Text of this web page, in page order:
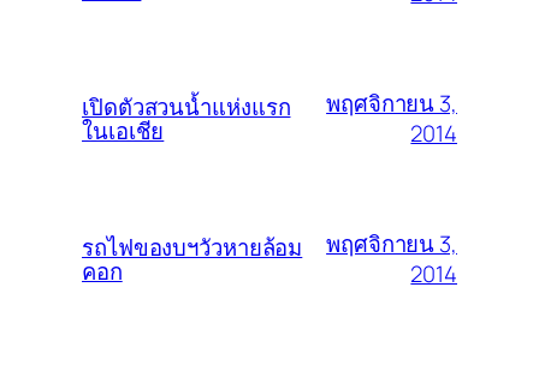
เปิดตัวสวนน้ำแห่งแรก
ในเอเชีย
พฤศจิกายน 3,
2014
รถไฟของบฯวัวหายล้อม
คอก
พฤศจิกายน 3,
2014